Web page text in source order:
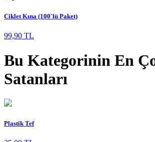
Ciklet Kına (100'lü Paket)
99,90 TL
Bu Kategorinin En
Satanları
Plastik Tef